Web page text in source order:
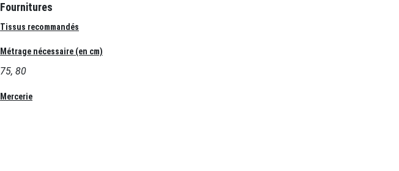
Fournitures
Tissus recommandés
Métrage nécessaire (en cm)
75, 80
Mercerie